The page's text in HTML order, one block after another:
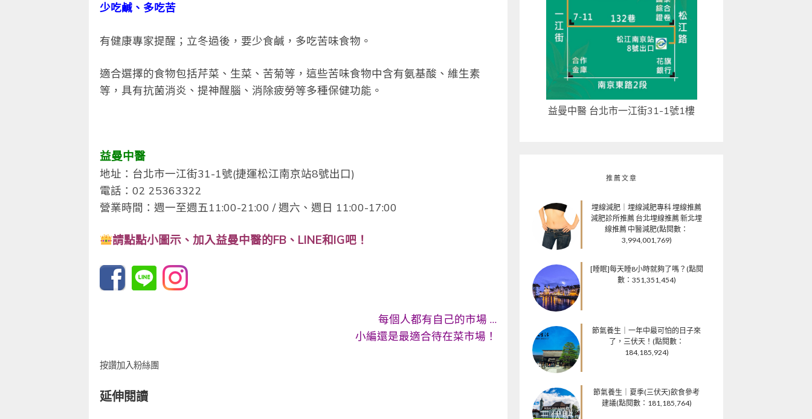
少吃鹹、多吃苦
有健康專家提醒；立冬過後，要少食鹹，多吃苦味食物。
適合選擇的食物包括芹菜、生菜、苦菊等，這些苦味食物中含有氨基酸、維生素
等，具有抗菌消炎、提神醒腦、消除疲勞等多種保健功能。
益曼中醫
地址：台北市一江街31-1號(捷運松江南京站8號出口)
電話：02 25363322
營業時間：週一至週五11:00-21:00 / 週六、週日 11:00-17:00
請點點小圖示、加入益曼中醫的FB、LINE和IG吧！
每個人都有自己的市場 …
小編還是最適合待在菜市場！
按讚加入粉絲團
延伸閱讀
益曼中醫 台北市一江街31-1號1樓
推薦文章
埋線減肥｜埋線減肥專科 埋線推薦
減肥診所推薦 台北埋線推薦 新北埋
線推薦 中醫減肥(點閱數：
3,994,001,769)
[睡眠]每天睡8小時就夠了嗎？(點閱
數：351,351,454)
節氣養生｜一年中最可怕的日子來
了，三伏天！(點閱數：
184,185,924)
節氣養生｜夏季(三伏天)飲食參考
建議(點閱數：181,185,764)